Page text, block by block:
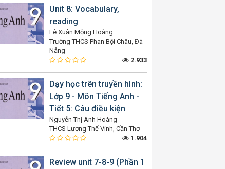
Unit 8: Vocabulary,
reading
Lê Xuân Mộng Hoàng
Trường THCS Phan Bội Châu, Đà
Nẵng
2.933
Dạy học trên truyền hình:
Lớp 9 - Môn Tiếng Anh -
Tiết 5: Câu điều kiện
Nguyễn Thị Anh Hoàng
THCS Lương Thế Vinh, Cần Thơ
1.904
Review unit 7-8-9 (Phần 1